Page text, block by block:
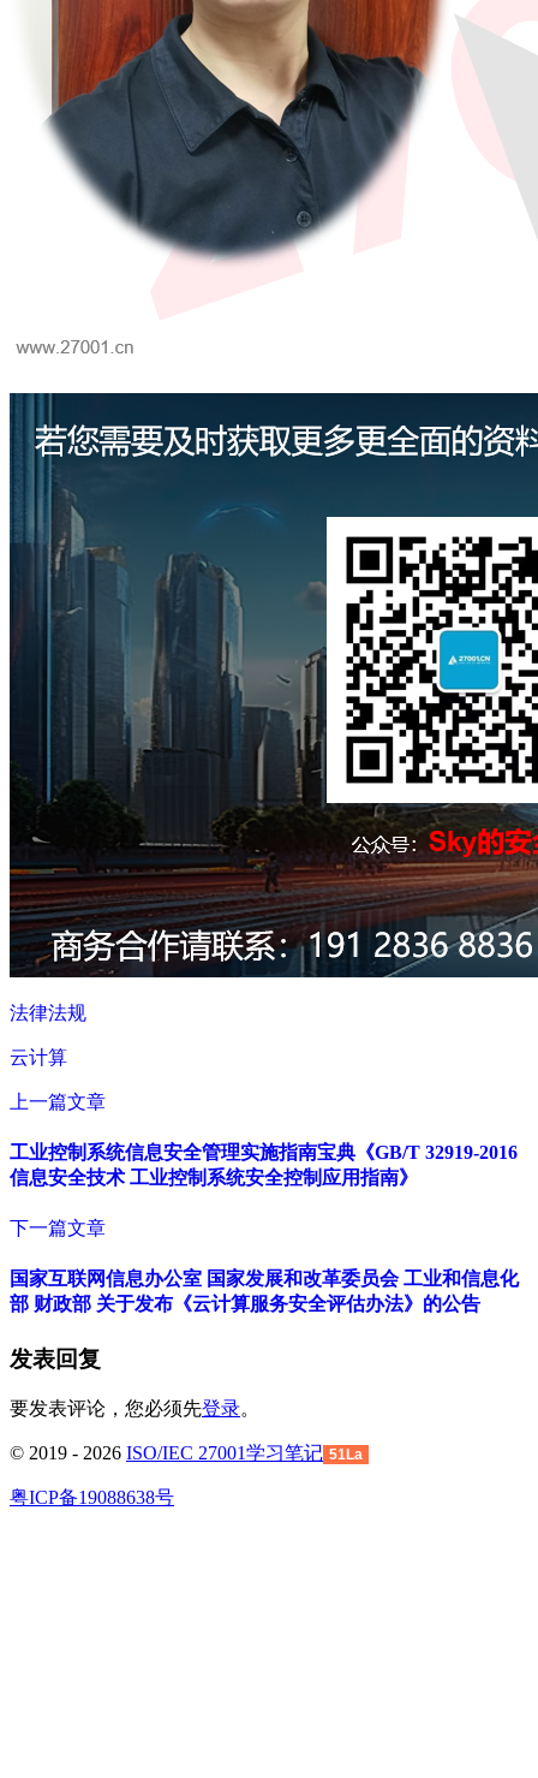
法律法规
云计算
上一篇文章
工业控制系统信息安全管理实施指南宝典《GB/T 32919-2016
信息安全技术 工业控制系统安全控制应用指南》
下一篇文章
国家互联网信息办公室 国家发展和改革委员会 工业和信息化
部 财政部 关于发布《云计算服务安全评估办法》的公告
发表回复
要发表评论，您必须先登录。
© 2019 - 2026 ISO/IEC 27001学习笔记 51La
粤ICP备19088638号